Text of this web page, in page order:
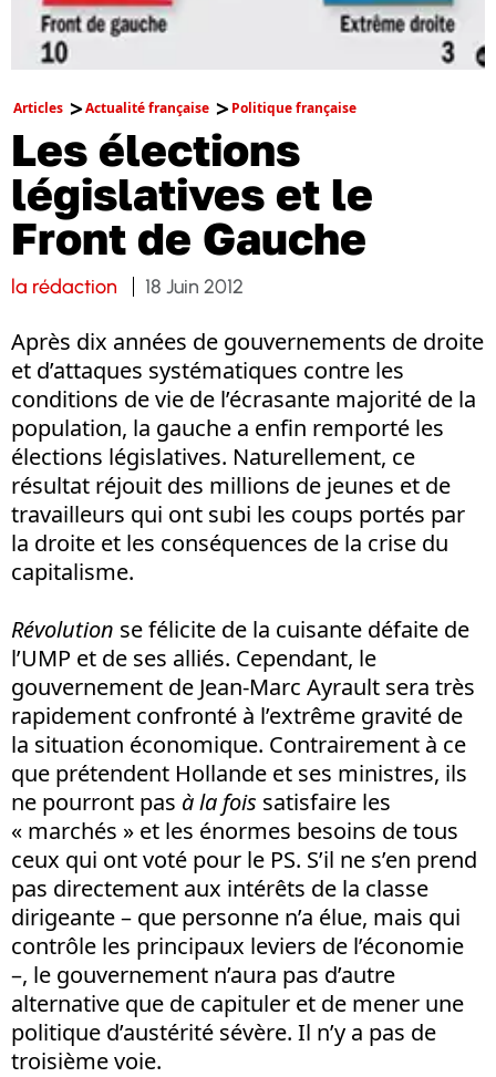
Articles Actualité française Politique française
Les élections
législatives et le
Front de Gauche
la rédaction 18 Juin 2012
Après dix années de gouvernements de droite
et d’attaques systématiques contre les
conditions de vie de l’écrasante majorité de la
population, la gauche a enfin remporté les
élections législatives. Naturellement, ce
résultat réjouit des millions de jeunes et de
travailleurs qui ont subi les coups portés par
la droite et les conséquences de la crise du
capitalisme.
Révolution se félicite de la cuisante défaite de
l’UMP et de ses alliés. Cependant, le
gouvernement de Jean-Marc Ayrault sera très
rapidement confronté à l’extrême gravité de
la situation économique. Contrairement à ce
que prétendent Hollande et ses ministres, ils
ne pourront pas à la fois satisfaire les
« marchés » et les énormes besoins de tous
ceux qui ont voté pour le PS. S’il ne s’en prend
pas directement aux intérêts de la classe
dirigeante – que personne n’a élue, mais qui
contrôle les principaux leviers de l’économie
–, le gouvernement n’aura pas d’autre
alternative que de capituler et de mener une
politique d’austérité sévère. Il n’y a pas de
troisième voie.